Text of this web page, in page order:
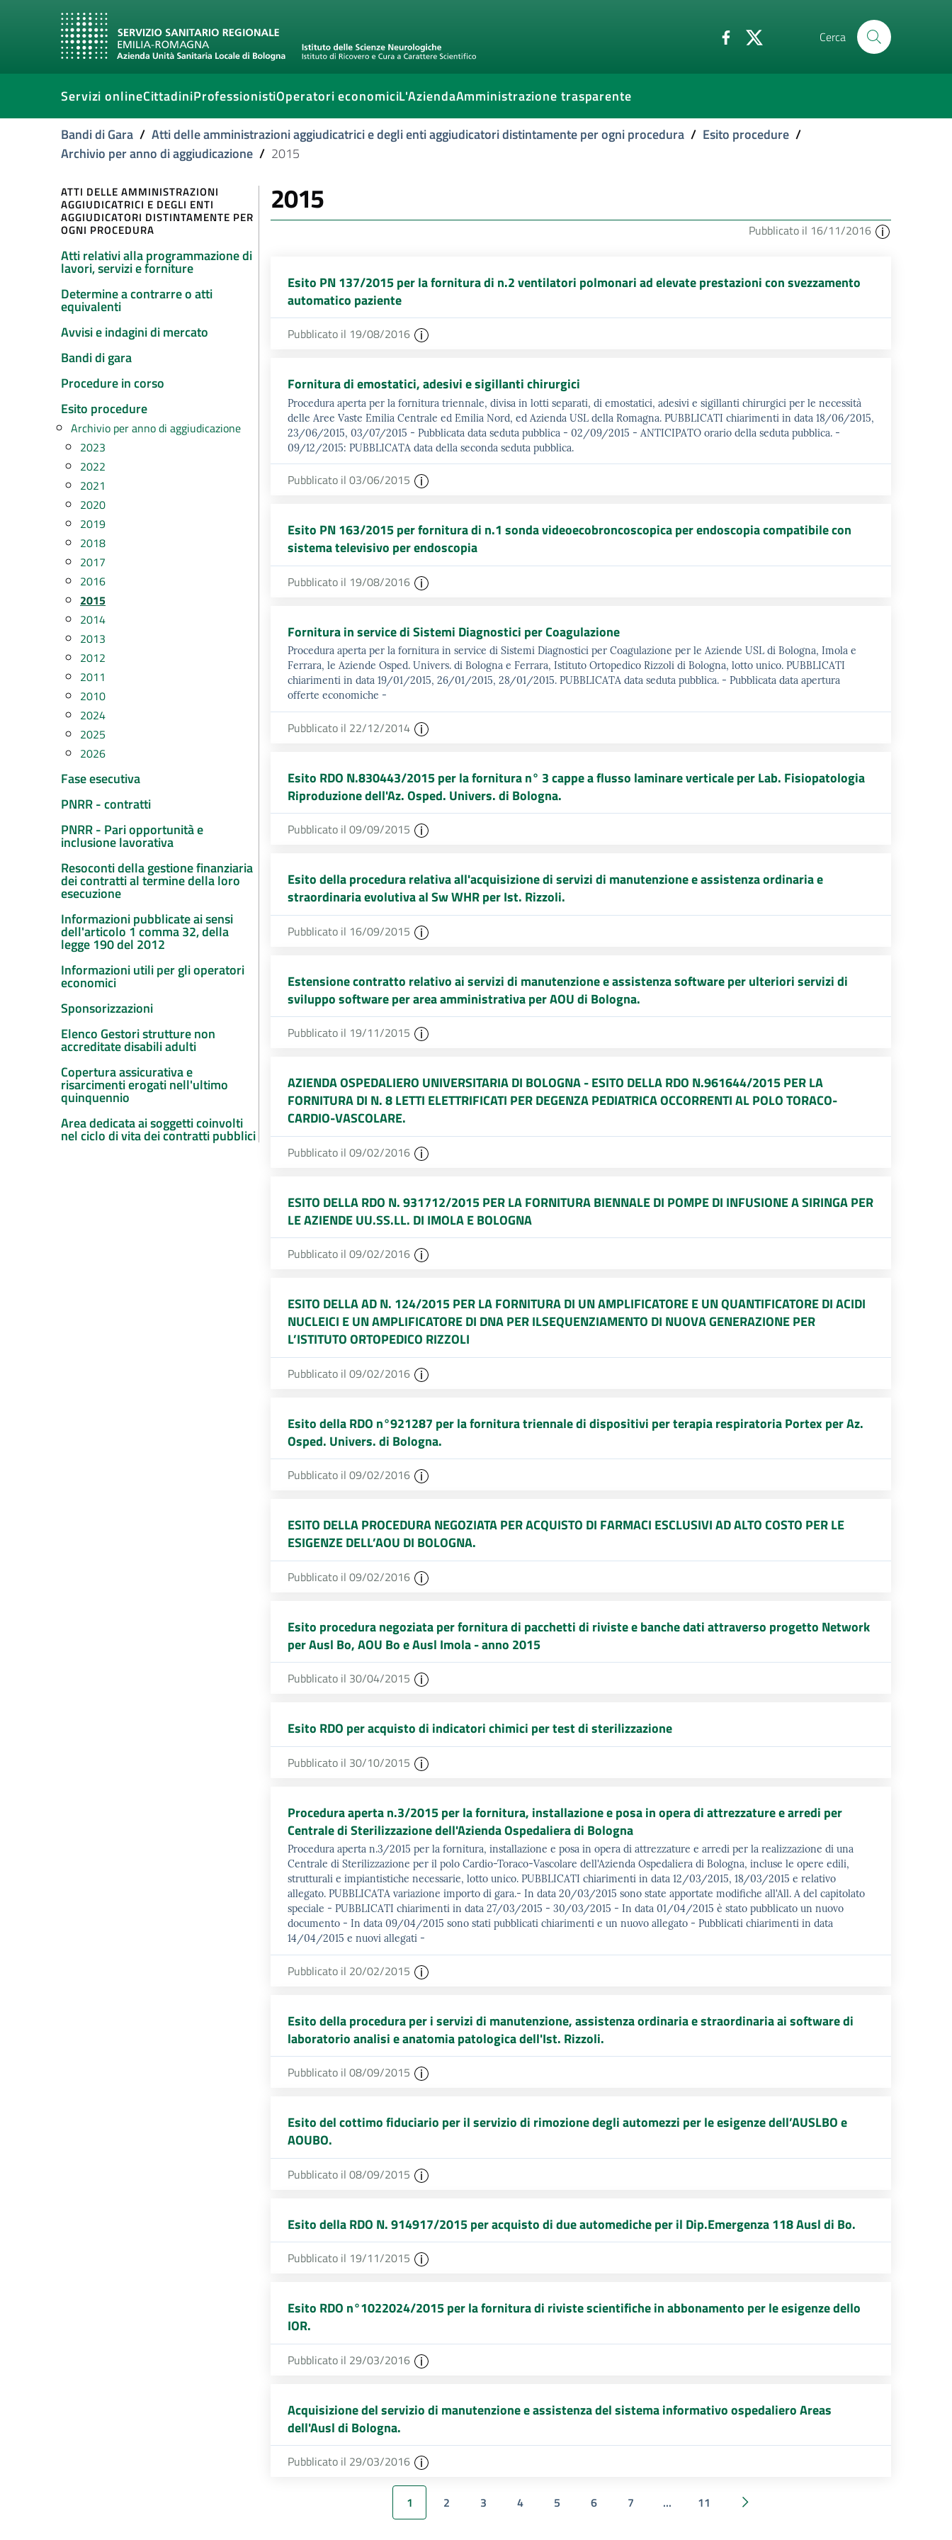
Cerca
Servizi onlineCittadiniProfessionistiOperatori economiciL'AziendaAmministrazione trasparente
Bandi di Gara / Atti delle amministrazioni aggiudicatrici e degli enti aggiudicatori distintamente per ogni procedura / Esito procedure /
Archivio per anno di aggiudicazione / 2015
ATTI DELLE AMMINISTRAZIONI
AGGIUDICATRICI E DEGLI ENTI
AGGIUDICATORI DISTINTAMENTE PER
OGNI PROCEDURA
Atti relativi alla programmazione di
lavori, servizi e forniture
Determine a contrarre o atti
equivalenti
Avvisi e indagini di mercato
Bandi di gara
Procedure in corso
Esito procedure
Archivio per anno di aggiudicazione
2023
2022
2021
2020
2019
2018
2017
2016
2015
2014
2013
2012
2011
2010
2024
2025
2026
Fase esecutiva
PNRR - contratti
PNRR - Pari opportunità e
inclusione lavorativa
Resoconti della gestione finanziaria
dei contratti al termine della loro
esecuzione
Informazioni pubblicate ai sensi
dell'articolo 1 comma 32, della
legge 190 del 2012
Informazioni utili per gli operatori
economici
Sponsorizzazioni
Elenco Gestori strutture non
accreditate disabili adulti
Copertura assicurativa e
risarcimenti erogati nell'ultimo
quinquennio
Area dedicata ai soggetti coinvolti
nel ciclo di vita dei contratti pubblici
2015
Pubblicato il 16/11/2016
Esito PN 137/2015 per la fornitura di n.2 ventilatori polmonari ad elevate prestazioni con svezzamento
automatico paziente
Pubblicato il 19/08/2016
Fornitura di emostatici, adesivi e sigillanti chirurgici
Procedura aperta per la fornitura triennale, divisa in lotti separati, di emostatici, adesivi e sigillanti chirurgici per le necessità
delle Aree Vaste Emilia Centrale ed Emilia Nord, ed Azienda USL della Romagna. PUBBLICATI chiarimenti in data 18/06/2015,
23/06/2015, 03/07/2015 - Pubblicata data seduta pubblica - 02/09/2015 - ANTICIPATO orario della seduta pubblica. -
09/12/2015: PUBBLICATA data della seconda seduta pubblica.
Pubblicato il 03/06/2015
Esito PN 163/2015 per fornitura di n.1 sonda videoecobroncoscopica per endoscopia compatibile con
sistema televisivo per endoscopia
Pubblicato il 19/08/2016
Fornitura in service di Sistemi Diagnostici per Coagulazione
Procedura aperta per la fornitura in service di Sistemi Diagnostici per Coagulazione per le Aziende USL di Bologna, Imola e
Ferrara, le Aziende Osped. Univers. di Bologna e Ferrara, Istituto Ortopedico Rizzoli di Bologna, lotto unico. PUBBLICATI
chiarimenti in data 19/01/2015, 26/01/2015, 28/01/2015. PUBBLICATA data seduta pubblica. - Pubblicata data apertura
offerte economiche -
Pubblicato il 22/12/2014
Esito RDO N.830443/2015 per la fornitura n° 3 cappe a flusso laminare verticale per Lab. Fisiopatologia
Riproduzione dell'Az. Osped. Univers. di Bologna.
Pubblicato il 09/09/2015
Esito della procedura relativa all'acquisizione di servizi di manutenzione e assistenza ordinaria e
straordinaria evolutiva al Sw WHR per Ist. Rizzoli.
Pubblicato il 16/09/2015
Estensione contratto relativo ai servizi di manutenzione e assistenza software per ulteriori servizi di
sviluppo software per area amministrativa per AOU di Bologna.
Pubblicato il 19/11/2015
AZIENDA OSPEDALIERO UNIVERSITARIA DI BOLOGNA - ESITO DELLA RDO N.961644/2015 PER LA
FORNITURA DI N. 8 LETTI ELETTRIFICATI PER DEGENZA PEDIATRICA OCCORRENTI AL POLO TORACO-
CARDIO-VASCOLARE.
Pubblicato il 09/02/2016
ESITO DELLA RDO N. 931712/2015 PER LA FORNITURA BIENNALE DI POMPE DI INFUSIONE A SIRINGA PER
LE AZIENDE UU.SS.LL. DI IMOLA E BOLOGNA
Pubblicato il 09/02/2016
ESITO DELLA AD N. 124/2015 PER LA FORNITURA DI UN AMPLIFICATORE E UN QUANTIFICATORE DI ACIDI
NUCLEICI E UN AMPLIFICATORE DI DNA PER ILSEQUENZIAMENTO DI NUOVA GENERAZIONE PER
L’ISTITUTO ORTOPEDICO RIZZOLI
Pubblicato il 09/02/2016
Esito della RDO n°921287 per la fornitura triennale di dispositivi per terapia respiratoria Portex per Az.
Osped. Univers. di Bologna.
Pubblicato il 09/02/2016
ESITO DELLA PROCEDURA NEGOZIATA PER ACQUISTO DI FARMACI ESCLUSIVI AD ALTO COSTO PER LE
ESIGENZE DELL’AOU DI BOLOGNA.
Pubblicato il 09/02/2016
Esito procedura negoziata per fornitura di pacchetti di riviste e banche dati attraverso progetto Network
per Ausl Bo, AOU Bo e Ausl Imola - anno 2015
Pubblicato il 30/04/2015
Esito RDO per acquisto di indicatori chimici per test di sterilizzazione
Pubblicato il 30/10/2015
Procedura aperta n.3/2015 per la fornitura, installazione e posa in opera di attrezzature e arredi per
Centrale di Sterilizzazione dell'Azienda Ospedaliera di Bologna
Procedura aperta n.3/2015 per la fornitura, installazione e posa in opera di attrezzature e arredi per la realizzazione di una
Centrale di Sterilizzazione per il polo Cardio-Toraco-Vascolare dell'Azienda Ospedaliera di Bologna, incluse le opere edili,
strutturali e impiantistiche necessarie, lotto unico. PUBBLICATI chiarimenti in data 12/03/2015, 18/03/2015 e relativo
allegato. PUBBLICATA variazione importo di gara.- In data 20/03/2015 sono state apportate modifiche all'All. A del capitolato
speciale - PUBBLICATI chiarimenti in data 27/03/2015 - 30/03/2015 - In data 01/04/2015 è stato pubblicato un nuovo
documento - In data 09/04/2015 sono stati pubblicati chiarimenti e un nuovo allegato - Pubblicati chiarimenti in data
14/04/2015 e nuovi allegati -
Pubblicato il 20/02/2015
Esito della procedura per i servizi di manutenzione, assistenza ordinaria e straordinaria ai software di
laboratorio analisi e anatomia patologica dell'Ist. Rizzoli.
Pubblicato il 08/09/2015
Esito del cottimo fiduciario per il servizio di rimozione degli automezzi per le esigenze dell’AUSLBO e
AOUBO.
Pubblicato il 08/09/2015
Esito della RDO N. 914917/2015 per acquisto di due automediche per il Dip.Emergenza 118 Ausl di Bo.
Pubblicato il 19/11/2015
Esito RDO n°1022024/2015 per la fornitura di riviste scientifiche in abbonamento per le esigenze dello
IOR.
Pubblicato il 29/03/2016
Acquisizione del servizio di manutenzione e assistenza del sistema informativo ospedaliero Areas
dell'Ausl di Bologna.
Pubblicato il 29/03/2016
1 2 3 4 5 6 7 ... 11 Successivi 20 elementi